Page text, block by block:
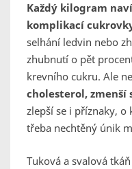
Každý kilogram
komplikací
selhání ledvin nebo
zhubnutí o pět
krevního cukru. Ale
cholesterol, zmenší
zlepší se i příznaky,
třeba nechtěný únik
Tuková a svalová